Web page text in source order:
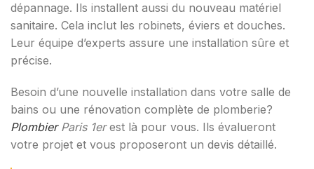
dépannage. Ils installent aussi du nouveau matériel
sanitaire. Cela inclut les robinets, éviers et douches.
Leur équipe d’experts assure une installation sûre et
précise.
Besoin d’une nouvelle installation dans votre salle de
bains ou une rénovation complète de plomberie?
PlombierParis 1erest là pour vous. Ils évalueront
votre projet et vous proposeront un devis détaillé.